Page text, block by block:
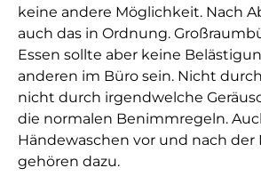
keine andere Möglichkeit. Nach
auch das in Ordnung.
Essen sollte aber keine
anderen im Büro sein. Nicht
nicht durch irgendwelche
die normalen Benimmregeln.
Händewaschen vor und nach der
gehören dazu.